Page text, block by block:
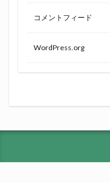
コメントフィード
WordPress.org